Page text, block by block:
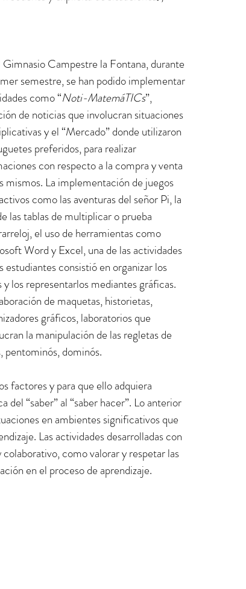
Gimnasio Campestre la Fontana, durante
semestre, se han podido implementar
como “Noti-MatemáTICs”,
de noticias que involucran situaciones
y el “Mercado” donde utilizaron
preferidos, para realizar
con respecto a la compra y venta
mismos. La implementación de juegos
como las aventuras del señor Pi, la
las tablas de multiplicar o prueba
el uso de herramientas como
Word y Excel, una de las actividades
estudiantes consistió en organizar los
y los representarlos mediantes gráficas.
de maquetas, historietas,
gráficos, laboratorios que
la manipulación de las regletas de
pentominós, dominós.
factores y para que ello adquiera
“saber” al “saber hacer”. Lo anterior
en ambientes significativos que
Las actividades desarrolladas con
como valorar y respetar las
en el proceso de aprendizaje.